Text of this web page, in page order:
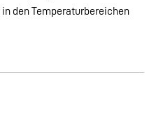
den Temperaturbereichen